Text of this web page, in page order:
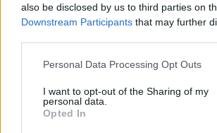
also be disclosed by us to third parties on
Downstream Participants that may further
Personal Data Processing Opt Outs
I want to opt-out of the Sharing of my
personal data.
Opted In